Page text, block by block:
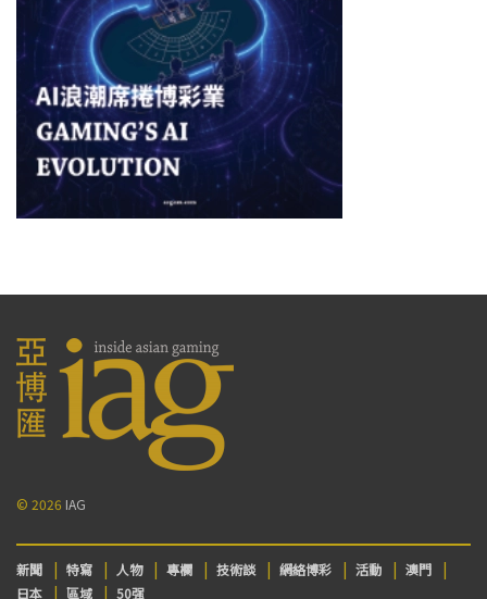
© 2026 IAG
新聞 特寫 人物 專欄 技術談 網絡博彩 活動
澳門
日本
區域 50强